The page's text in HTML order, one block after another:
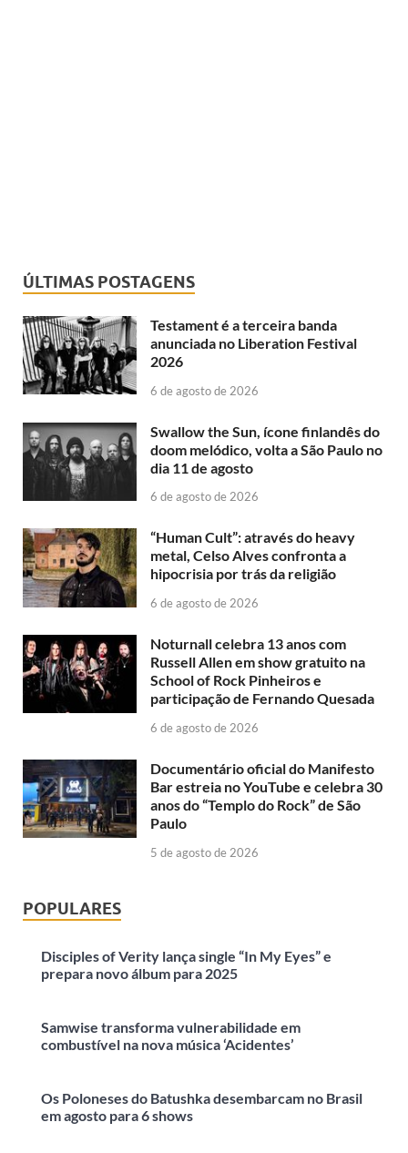
ÚLTIMAS POSTAGENS
Testament é a terceira banda
anunciada no Liberation Festival
2026
6 de agosto de 2026
Swallow the Sun, ícone finlandês do
doom melódico, volta a São Paulo no
dia 11 de agosto
6 de agosto de 2026
“Human Cult”: através do heavy
metal, Celso Alves confronta a
hipocrisia por trás da religião
6 de agosto de 2026
Noturnall celebra 13 anos com
Russell Allen em show gratuito na
School of Rock Pinheiros e
participação de Fernando Quesada
6 de agosto de 2026
Documentário oficial do Manifesto
Bar estreia no YouTube e celebra 30
anos do “Templo do Rock” de São
Paulo
5 de agosto de 2026
POPULARES
Disciples of Verity lança single “In My Eyes” e
prepara novo álbum para 2025
Samwise transforma vulnerabilidade em
combustível na nova música ‘Acidentes’
Os Poloneses do Batushka desembarcam no Brasil
em agosto para 6 shows